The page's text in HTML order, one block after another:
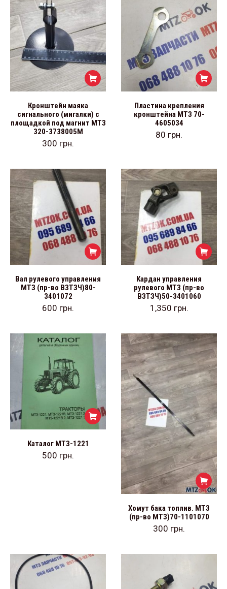
Кронштейн маяка
сигнального (мигалки) с
площадкой под магнит МТЗ
320-3738005М
300 грн.
Пластина крепления
кронштейна МТЗ 70-
4605034
80 грн.
Вал рулевого управления
МТЗ (пр-во ВЗТЗЧ)80-
3401072
600 грн.
Кардан управления
рулевого МТЗ (пр-во
ВЗТЗЧ)50-3401060
1,350 грн.
Каталог МТЗ-1221
500 грн.
Хомут бака топлив. МТЗ
(пр-во МТЗ)70-1101070
300 грн.